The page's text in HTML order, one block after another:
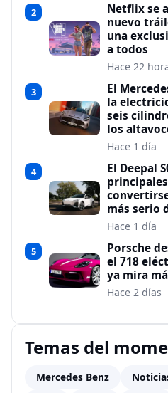
2
Netflix se
nuevo
una
a todos
Hace 22
3
El
la
seis
los
Hace 1 día
4
El Deepal
más serio
Hace 1 día
5
Porsche
el 718
ya mira
Hace 2 días
Temas del
Mercedes Benz